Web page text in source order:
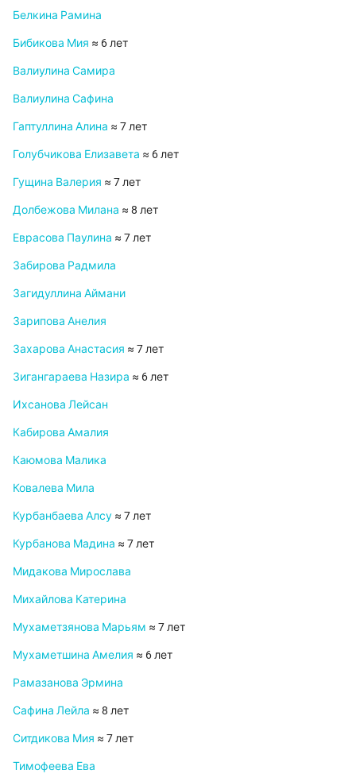
Белкина Рамина
Бибикова Мия ≈ 6 лет
Валиулина Самира
Валиулина Сафина
Гаптуллина Алина ≈ 7 лет
Голубчикова Елизавета ≈ 6 лет
Гущина Валерия ≈ 7 лет
Долбежова Милана ≈ 8 лет
Еврасова Паулина ≈ 7 лет
Забирова Радмила
Загидуллина Аймани
Зарипова Анелия
Захарова Анастасия ≈ 7 лет
Зигангараева Назира ≈ 6 лет
Ихсанова Лейсан
Кабирова Амалия
Каюмова Малика
Ковалева Мила
Курбанбаева Алсу ≈ 7 лет
Курбанова Мадина ≈ 7 лет
Мидакова Мирослава
Михайлова Катерина
Мухаметзянова Марьям ≈ 7 лет
Мухаметшина Амелия ≈ 6 лет
Рамазанова Эрмина
Сафина Лейла ≈ 8 лет
Ситдикова Мия ≈ 7 лет
Тимофеева Ева